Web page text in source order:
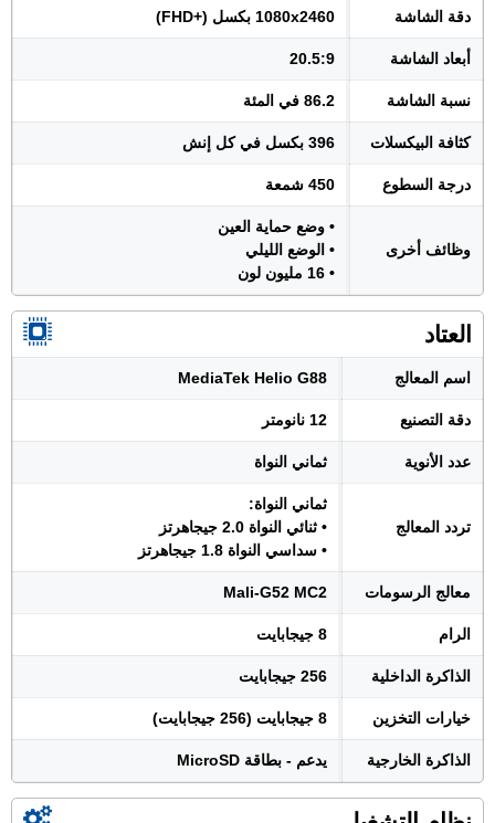
دقة الشاشة 1080x2460 بكسل (+FHD)
أبعاد الشاشة 20.5:9
نسبة الشاشة 86.2 في المئة
كثافة البيكسلات 396 بكسل في كل إنش
درجة السطوع 450 شمعة
وظائف أخرى
• وضع حماية العين
• الوضع الليلي
• 16 مليون لون
العتاد
اسم المعالج MediaTek Helio G88
دقة التصنيع 12 نانومتر
عدد الأنوية ثماني النواة
تردد المعالج
ثماني النواة:
• ثنائي النواة 2.0 جيجاهرتز
• سداسي النواة 1.8 جيجاهرتز
معالج الرسومات Mali-G52 MC2
الرام 8 جيجابايت
الذاكرة الداخلية 256 جيجابايت
خيارات التخزين 8 جيجابايت (256 جيجابايت)
الذاكرة الخارجية يدعم - بطاقة MicroSD